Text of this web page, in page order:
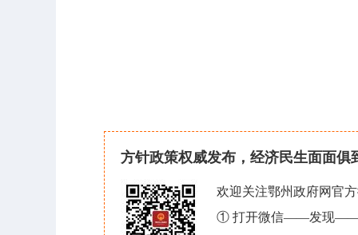
方针政策权威发布，经济民生面面俱
欢迎关注鄂州政府网官
① 打开微信——发现——